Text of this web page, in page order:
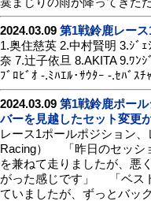
2024.03.09 第1戦鈴鹿レー
1.奥住慈英 2.中村賢明 3.ｼﾞ
奈 7.辻子依旦 8.AKITA 9.ﾜﾝ
ﾌﾞﾛﾋﾞｵ -.ﾐﾊｴﾙ･ｻｳﾀｰ -.ｾﾊﾞｽﾁ
2024.03.09 第1戦鈴鹿ポー
バーを見越したセット変更
レース1ポールポジション
Racing） 「昨日のセッシ
を兼ねて走りましたが、悪
がった感じです」 「ベス
ていましたが、ずっとバッ